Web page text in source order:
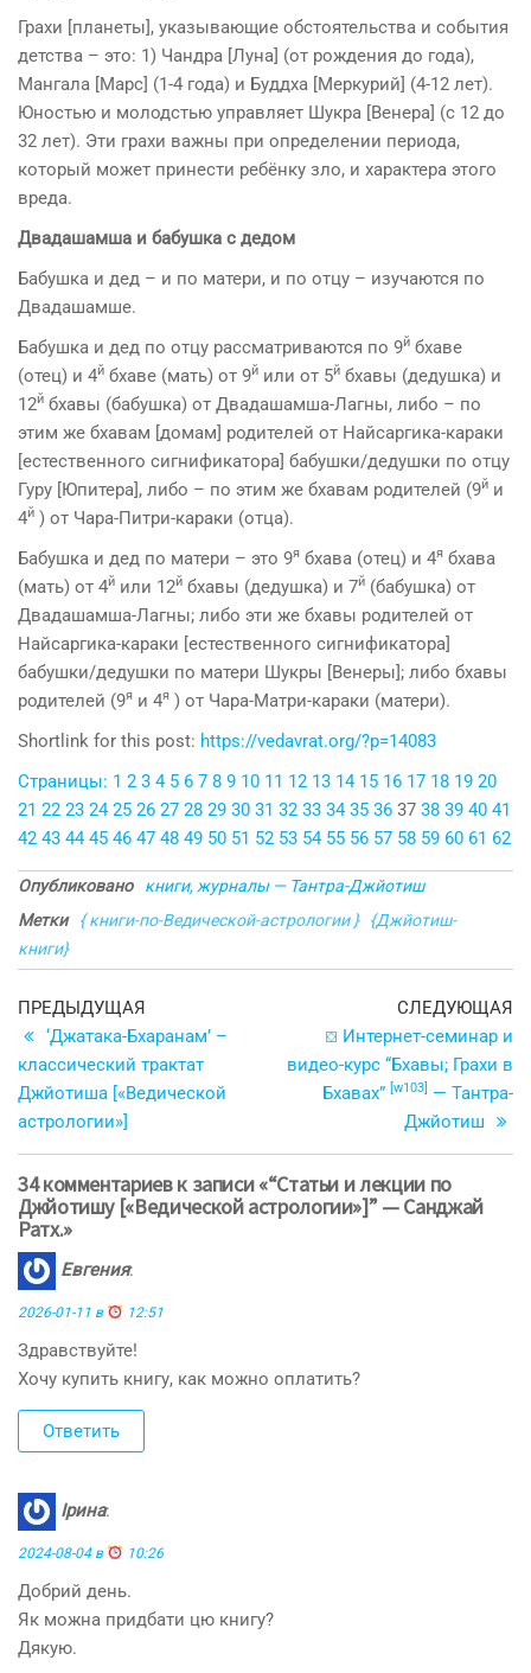
Грахи [планеты], указывающие обстоятельства и события
детства – это: 1) Чандра [Луна] (от рождения до года),
Мангала [Марс] (1-4 года) и Буддха [Меркурий] (4-12 лет).
Юностью и молодстью управляет Шукра [Венера] (с 12 до
32 лет). Эти грахи важны при определении периода,
который может принести ребёнку зло, и характера этого
вреда.
Двадашамша и бабушка с дедом
Бабушка и дед – и по матери, и по отцу – изучаются по
Двадашамше.
Бабушка и дед по отцу рассматриваются по 9й бхаве
(отец) и 4й бхаве (мать) от 9й или от 5й бхавы (дедушка) и
12й бхавы (бабушка) от Двадашамша-Лагны, либо – по
этим же бхавам [домам] родителей от Найсаргика-караки
[естественного сигнификатора] бабушки/дедушки по отцу
Гуру [Юпитера], либо – по этим же бхавам родителей (9й и
4й ) от Чара-Питри-караки (отца).
Бабушка и дед по матери – это 9я бхава (отец) и 4я бхава
(мать) от 4й или 12й бхавы (дедушка) и 7й (бабушка) от
Двадашамша-Лагны; либо эти же бхавы родителей от
Найсаргика-караки [естественного сигнификатора]
бабушки/дедушки по матери Шукры [Венеры]; либо бхавы
родителей (9я и 4я ) от Чара-Матри-караки (матери).
Shortlink for this post: https://vedavrat.org/?p=14083
Страницы: 1 2 3 4 5 6 7 8 9 10 11 12 13 14 15 16 17 18 19 20
21 22 23 24 25 26 27 28 29 30 31 32 33 34 35 36 37 38 39 40 41
42 43 44 45 46 47 48 49 50 51 52 53 54 55 56 57 58 59 60 61 62
Опубликовано
книги, журналы — Тантра-Джйотиш
Метки
{ книги-по-Ведической-астрологии }
{Джйотиш-
книги}
Навигация
по
записям
Предыдущая
запись
ПРЕДЫДУЩАЯ
‘Джатака-Бхаранам’ –
классический трактат
Джйотиша [«Ведической
астрологии»]
СЛЕДУЮЩАЯ
⛋ Интернет-семинар и
видео-курс “Бхавы; Грахи в
Бхавах” [w103]
— Тантра-
Джйотиш
34 комментариев к записи «“Статьи и лекции по
Джйотишу [«Ведической астрологии»]” — Санджай
Ратх.»
Евгения:
2026-01-11 в 12:51
Здравствуйте!
Хочу купить книгу, как можно оплатить?
Ответить
Ірина:
2024-08-04 в 10:26
Добрий день.
Як можна придбати цю книгу?
Дякую.